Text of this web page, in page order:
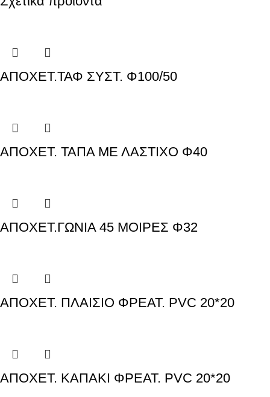
ΑΠΟΧΕΤ.ΤΑΦ ΣΥΣΤ. Φ100/50
ΑΠΟΧΕΤ. ΤΑΠΑ ΜΕ ΛΑΣΤΙΧΟ Φ40
ΑΠΟΧΕΤ.ΓΩΝΙΑ 45 ΜΟΙΡΕΣ Φ32
ΑΠΟΧΕΤ. ΠΛΑΙΣΙΟ ΦΡΕΑΤ. PVC 20*20
ΑΠΟΧΕΤ. ΚΑΠΑΚΙ ΦΡΕΑΤ. PVC 20*20